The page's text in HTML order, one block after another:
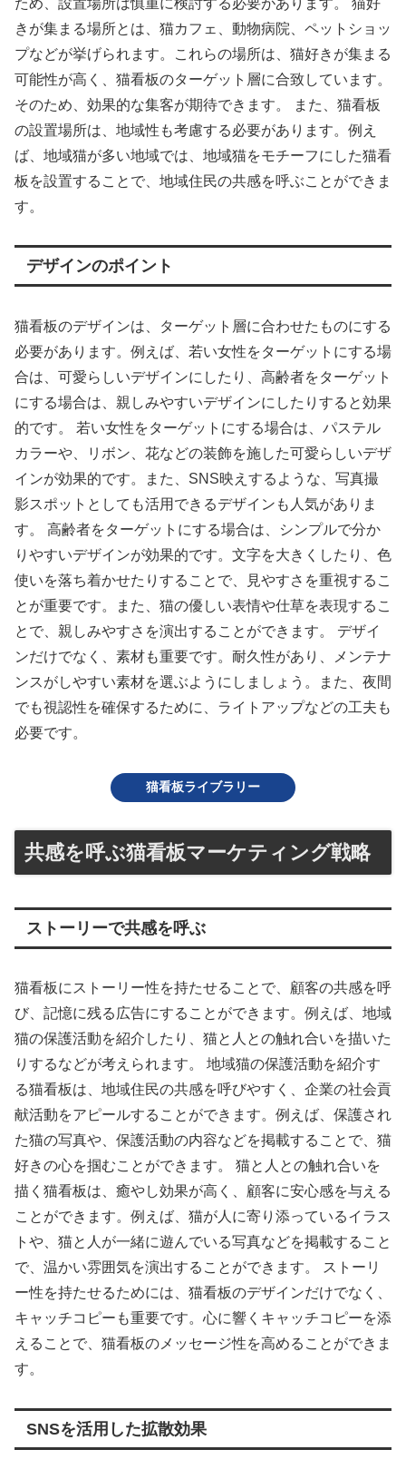
きが集まる場所とは、猫カフェ、動物病院、ペットショッ
プなどが挙げられます。これらの場所は、猫好きが集まる
可能性が高く、猫看板のターゲット層に合致しています。
そのため、効果的な集客が期待できます。 また、猫看板
の設置場所は、地域性も考慮する必要があります。例え
ば、地域猫が多い地域では、地域猫をモチーフにした猫看
板を設置することで、地域住民の共感を呼ぶことができま
す。
デザインのポイント
猫看板のデザインは、ターゲット層に合わせたものにする
必要があります。例えば、若い女性をターゲットにする場
合は、可愛らしいデザインにしたり、高齢者をターゲット
にする場合は、親しみやすいデザインにしたりすると効果
的です。 若い女性をターゲットにする場合は、パステル
カラーや、リボン、花などの装飾を施した可愛らしいデザ
インが効果的です。また、SNS映えするような、写真撮
影スポットとしても活用できるデザインも人気がありま
す。 高齢者をターゲットにする場合は、シンプルで分か
りやすいデザインが効果的です。文字を大きくしたり、色
使いを落ち着かせたりすることで、見やすさを重視するこ
とが重要です。また、猫の優しい表情や仕草を表現するこ
とで、親しみやすさを演出することができます。 デザイ
ンだけでなく、素材も重要です。耐久性があり、メンテナ
ンスがしやすい素材を選ぶようにしましょう。また、夜間
でも視認性を確保するために、ライトアップなどの工夫も
必要です。
猫看板ライブラリー
共感を呼ぶ猫看板マーケティング戦略
ストーリーで共感を呼ぶ
猫看板にストーリー性を持たせることで、顧客の共感を呼
び、記憶に残る広告にすることができます。例えば、地域
猫の保護活動を紹介したり、猫と人との触れ合いを描いた
りするなどが考えられます。 地域猫の保護活動を紹介す
る猫看板は、地域住民の共感を呼びやすく、企業の社会貢
献活動をアピールすることができます。例えば、保護され
た猫の写真や、保護活動の内容などを掲載することで、猫
好きの心を掴むことができます。 猫と人との触れ合いを
描く猫看板は、癒やし効果が高く、顧客に安心感を与える
ことができます。例えば、猫が人に寄り添っているイラス
トや、猫と人が一緒に遊んでいる写真などを掲載すること
で、温かい雰囲気を演出することができます。 ストーリ
ー性を持たせるためには、猫看板のデザインだけでなく、
キャッチコピーも重要です。心に響くキャッチコピーを添
えることで、猫看板のメッセージ性を高めることができま
す。
SNSを活用した拡散効果